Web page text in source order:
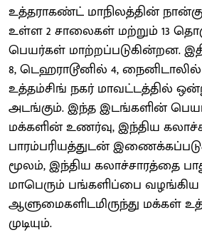
உத்தராகண்ட் மாநிலத்தின்
உள்ள 2 சாலைகள் மற்றும் 13
பெயர்கள் மாற்றப்படுகின்றன.
8, டெஹராடூனில் 4, நைனிடாலில்
உத்தம்சிங் நகர் மாவட்டத்தில்
அடங்கும். இந்த இடங்களின்
மக்களின் உணர்வு, இந்திய
பாரம்பரியத்துடன்
மூலம், இந்திய கலாச்சாரத்தை
மாபெரும் பங்களிப்பை வழங்கிய
ஆளுமைகளிடமிருந்து மக்கள்
முடியும்.